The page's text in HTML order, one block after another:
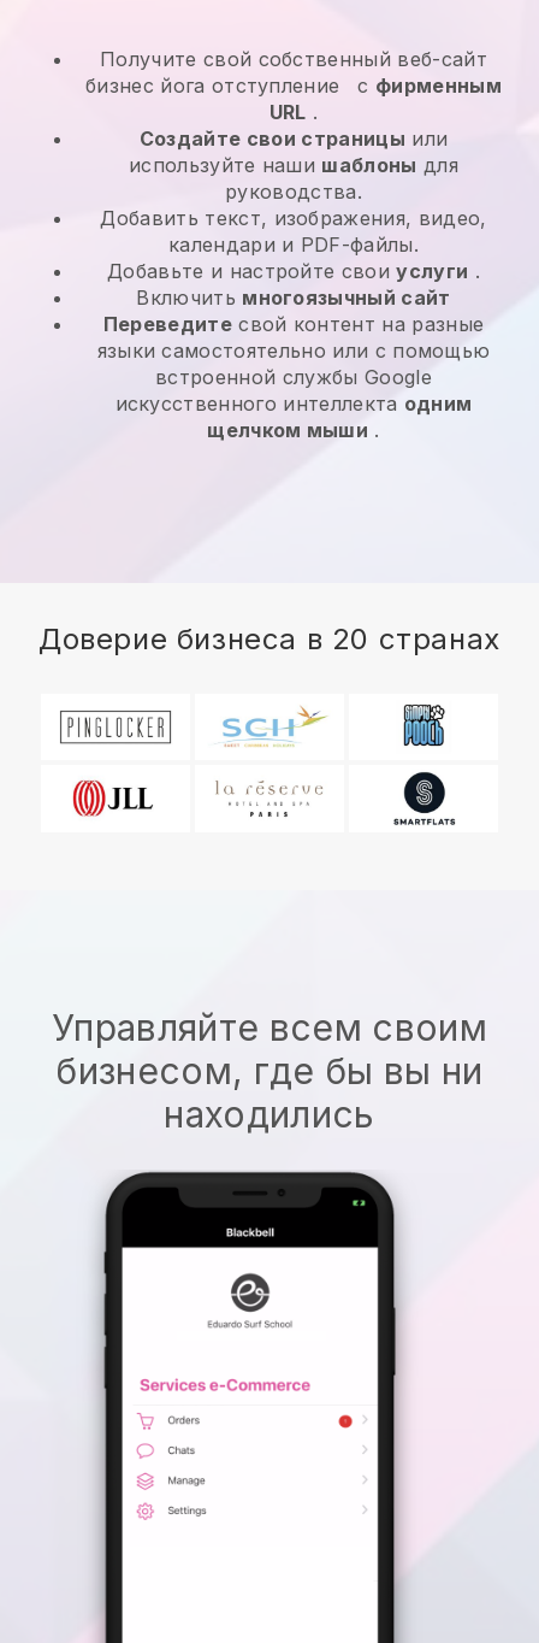
Получите свой собственный веб-сайт
бизнес йога отступление
с фирменным
URL .
Создайте свои страницы или
используйте наши шаблоны для
руководства.
Добавить текст, изображения, видео,
календари и PDF-файлы.
Добавьте и настройте своиуслуги .
Включить многоязычный сайт
Переведитесвой контент на разные
языки самостоятельно или с помощью
встроенной службы Google
искусственного интеллекта одним
щелчком мыши .
Доверие бизнеса в 20 странах
Управляйте всем своим
бизнесом, где бы вы ни
находились